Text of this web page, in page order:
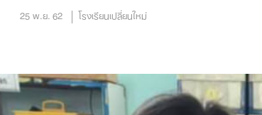
25 พ.ย. 62 โรงเรียนเปลี่ยนใหม่